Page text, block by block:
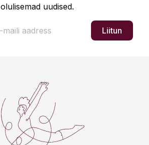
olulisemad uudised.
Liitun